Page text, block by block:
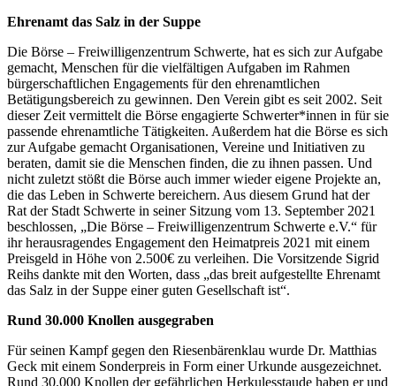
Ehrenamt das Salz in der Suppe
Die Börse – Freiwilligenzentrum Schwerte, hat es sich zur Aufgabe
gemacht, Menschen für die vielfältigen Aufgaben im Rahmen
bürgerschaftlichen Engagements für den ehrenamtlichen
Betätigungsbereich zu gewinnen. Den Verein gibt es seit 2002. Seit
dieser Zeit vermittelt die Börse engagierte Schwerter*innen in für sie
passende ehrenamtliche Tätigkeiten. Außerdem hat die Börse es sich
zur Aufgabe gemacht Organisationen, Vereine und Initiativen zu
beraten, damit sie die Menschen finden, die zu ihnen passen. Und
nicht zuletzt stößt die Börse auch immer wieder eigene Projekte an,
die das Leben in Schwerte bereichern. Aus diesem Grund hat der
Rat der Stadt Schwerte in seiner Sitzung vom 13. September 2021
beschlossen, „Die Börse – Freiwilligenzentrum Schwerte e.V.“ für
ihr herausragendes Engagement den Heimatpreis 2021 mit einem
Preisgeld in Höhe von 2.500€ zu verleihen. Die Vorsitzende Sigrid
Reihs dankte mit den Worten, dass „das breit aufgestellte Ehrenamt
das Salz in der Suppe einer guten Gesellschaft ist“.
Rund 30.000 Knollen ausgegraben
Für seinen Kampf gegen den Riesenbärenklau wurde Dr. Matthias
Geck mit einem Sonderpreis in Form einer Urkunde ausgezeichnet.
Rund 30.000 Knollen der gefährlichen Herkulesstaude haben er und